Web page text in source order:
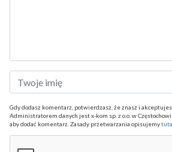
Gdy dodasz komentarz, potwierdzasz, że znasz i
Administratorem danych jest x-kom sp. z o.o. w
aby dodać komentarz. Zasady przetwarzania opisujemy